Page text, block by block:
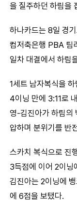
을 질주하던 하림을
하나카드는 8일 경
컴저축은행 PBA 팀
일차 대결에서 하림
1세트 남자복식을
4이닝 만에 3:11로
영-김진아가 하림의
압하며 분위기를 반
스카치 복식으로 진
3득점에 이어 2이닝
김진아는 2이닝에
에 6점을 보탰다.